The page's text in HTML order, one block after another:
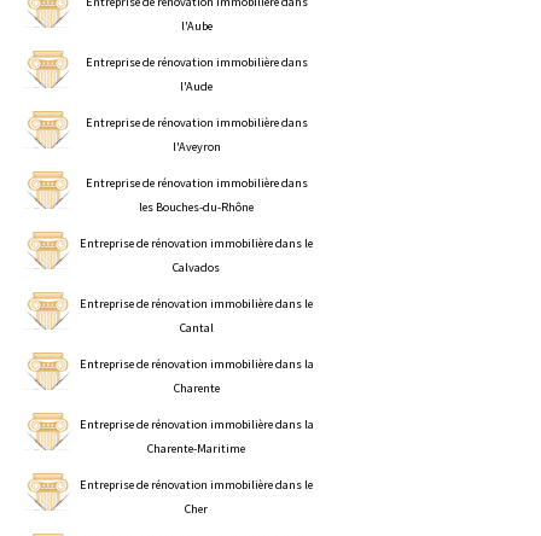
l'Aube
Entreprise de rénovation immobilière dans
l'Aude
Entreprise de rénovation immobilière dans
l'Aveyron
Entreprise de rénovation immobilière dans
les Bouches-du-Rhône
Entreprise de rénovation immobilière dans le
Calvados
Entreprise de rénovation immobilière dans le
Cantal
Entreprise de rénovation immobilière dans la
Charente
Entreprise de rénovation immobilière dans la
Charente-Maritime
Entreprise de rénovation immobilière dans le
Cher